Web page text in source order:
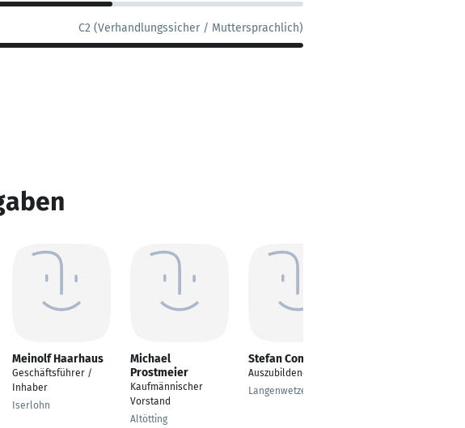
C2 (Verhandlungssicher / Muttersprachlich)
Meinolf Haarhaus
Geschäftsführer /
Inhaber
Iserlohn
Michael
Prostmeier
Kaufmännischer
Vorstand
Altötting
Stefan Comolle
Auszubildender
Langenwetzendorf